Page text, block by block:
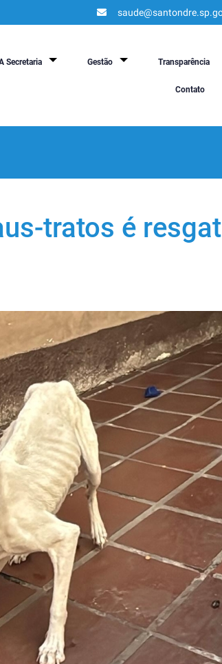
Secretaria Gestão Transparência
Contato
tratos é